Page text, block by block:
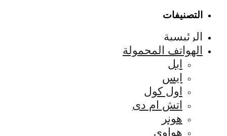
التصنيفات
الرئيسية
الهواتف المحمولة
ابل
ايس
اول كول
اتش ام دى
هونر
هواوي